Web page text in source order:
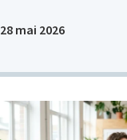
28 mai 2026